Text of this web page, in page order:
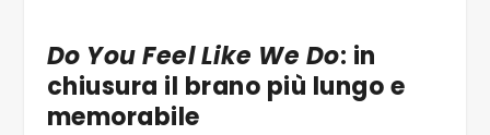
Do You Feel Like We Do: in
chiusura il brano più lungo e
memorabile